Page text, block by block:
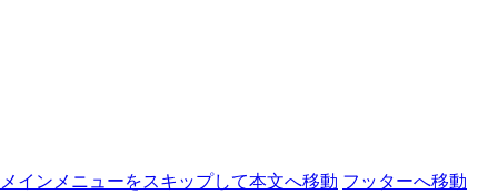
メインメニューをスキップして本文へ移動 フッターへ移動